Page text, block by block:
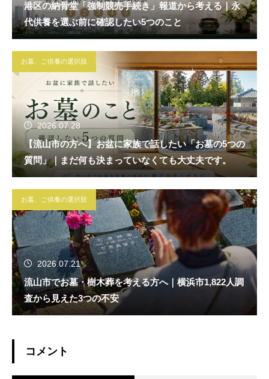
港区の納骨堂「強制競売手続き」報道から考える｜永
代供養を選ぶ前に確認したい5つのこと
お墓、ご供養の選択肢
2026.07.28
【流山市の方へ】お盆に家族で話したい「お墓の5つの
質問」｜まだ何も決まっていなくても大丈夫です。
お墓、ご供養の選択肢
2026.07.21
流山市でお墓・樹木葬を考える方へ｜横浜市1,822人調
査から見えた3つの不安
コメント